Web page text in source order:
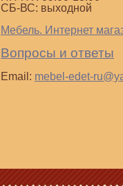
СБ-ВС: выходной
Мебель. Интернет
Вопросы и ответы
Email: mebel-edet-